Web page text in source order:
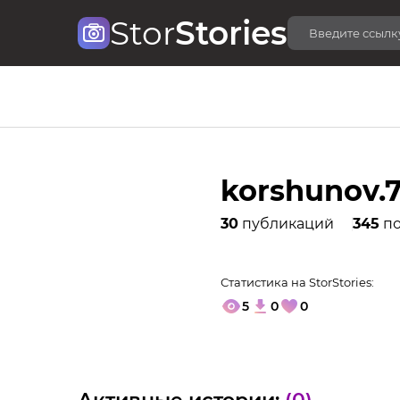
StorStories
30 публикаций 345
Статистика на StorStories:
5 0 0